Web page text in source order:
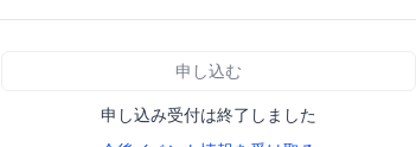
申し込む
申し込み受付は終了しました